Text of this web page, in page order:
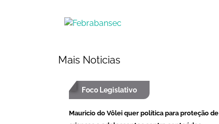
Mais Noticias
Foco Legislativo
Mauricio do Vôlei quer política para proteção de